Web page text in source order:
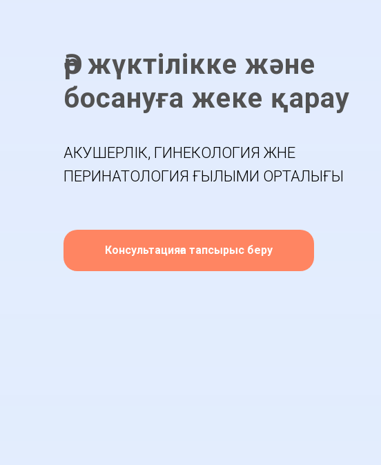
Әр жүктілікке және
босануға жеке қарау
АКУШЕРЛІК, ГИНЕКОЛОГИЯ ЖӘНЕ
ПЕРИНАТОЛОГИЯ ҒЫЛЫМИ ОРТАЛЫҒЫ
Консультацияға тапсырыс беру